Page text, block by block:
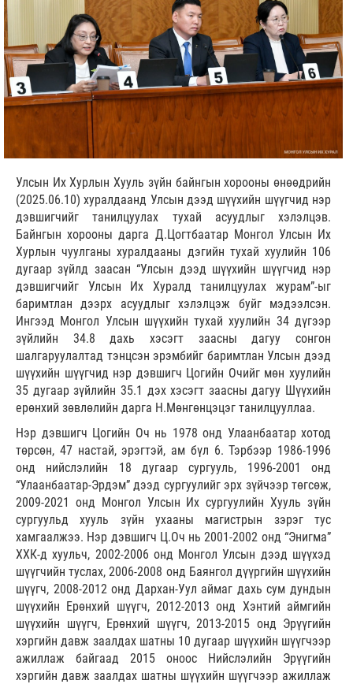
Улсын Их Хурлын Хууль зүйн байнгын хорооны өнөөдрийн
(2025.06.10) хуралдаанд Улсын дээд шүүхийн шүүгчид нэр
дэвшигчийг танилцуулах тухай асуудлыг хэлэлцэв.
Байнгын хорооны дарга Д.Цогтбаатар Монгол Улсын Их
Хурлын чуулганы хуралдааны дэгийн тухай хуулийн 106
дугаар зүйлд заасан “Улсын дээд шүүхийн шүүгчид нэр
дэвшигчийг Улсын Их Хуралд танилцуулах журам”-ыг
баримтлан дээрх асуудлыг хэлэлцэж буйг мэдээлсэн.
Ингээд Монгол Улсын шүүхийн тухай хуулийн 34 дүгээр
зүйлийн 34.8 дахь хэсэгт заасны дагуу сонгон
шалгаруулалтад тэнцсэн эрэмбийг баримтлан Улсын дээд
шүүхийн шүүгчид нэр дэвшигч Цогийн Очийг мөн хуулийн
35 дугаар зүйлийн 35.1 дэх хэсэгт заасны дагуу Шүүхийн
ерөнхий зөвлөлийн дарга Н.Мөнгөнцэцэг танилцууллаа.
Нэр дэвшигч Цогийн Оч нь 1978 онд Улаанбаатар хотод
төрсөн, 47 настай, эрэгтэй, ам бүл 6. Тэрбээр 1986-1996
онд нийслэлийн 18 дугаар сургууль, 1996-2001 онд
“Улаанбаатар-Эрдэм” дээд сургуулийг эрх зүйчээр төгсөж,
2009-2021 онд Монгол Улсын Их сургуулийн Хууль зүйн
сургуульд хууль зүйн ухааны магистрын зэрэг тус
хамгаалжээ. Нэр дэвшигч Ц.Оч нь 2001-2002 онд “Энигма”
XXК-д хуульч, 2002-2006 онд Монгол Улсын дээд шүүхэд
шүүгчийн туслах, 2006-2008 онд Баянгол дүүргийн шүүхийн
шүүгч, 2008-2012 онд Дархан-Уул аймаг дахь сум дундын
шүүхийн Ерөнхий шүүгч, 2012-2013 онд Хэнтий аймгийн
шүүхийн шүүгч, Ерөнхий шүүгч, 2013-2015 онд Эрүүгийн
хэргийн давж заалдах шатны 10 дугаар шүүхийн шүүгчээр
ажиллаж байгаад 2015 оноос Нийслэлийн Эрүүгийн
хэргийн давж заалдах шатны шүүхийн шүүгчээр ажиллаж